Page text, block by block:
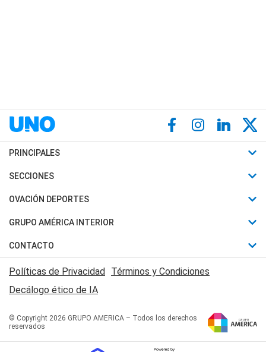
PRINCIPALES
Últimas Noticias
Política
Judiciales
Economia
SECCIONES
Horóscopo
Motores
Trucos caseros
Series y Películas
Edictos y Solicitadas
OVACIÓN DEPORTES
Fútbol
Mundial
Automovilismo
Rugby
Básquet
GRUPO AMÉRICA INTERIOR
Canal 7 en Vivo
San Juan 8
CONTACTO
Acerca de Nosotros
Contactanos
Políticas de Privacidad Términos y Condiciones
Decálogo ético de IA
© Copyright 2026 GRUPO AMERICA – Todos los derechos
reservados